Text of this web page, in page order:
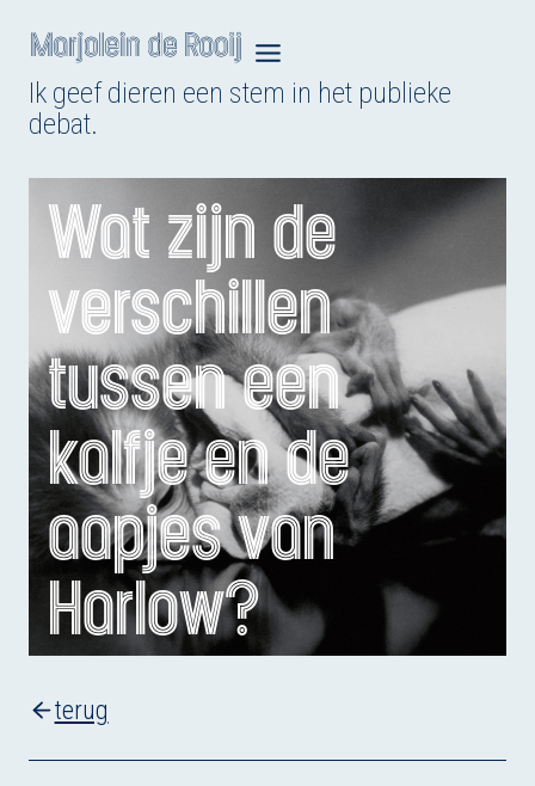
naar
inhoud
Ik geef dieren een stem in het publieke
debat.
Wat zijn de
verschillen
tussen een
kalfje en de
aapjes van
Harlow?
terug